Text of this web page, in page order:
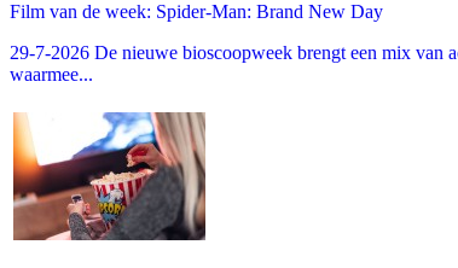
Film van de week: Spider-Man: Brand New Day
29-7-2026 De nieuwe bioscoopweek brengt een mix van
waarmee...